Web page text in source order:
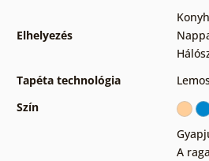
Elhelyezés
Tapéta technológia
Szín
A